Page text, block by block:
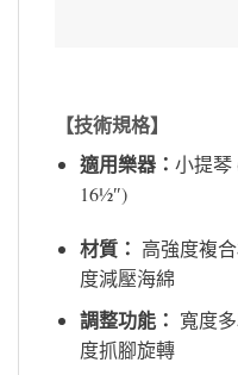
【技術規格】
適用樂器： 小提琴
16½″)
材質： 高強度複
度減壓海綿
調整功能： 寬度
度抓腳旋轉